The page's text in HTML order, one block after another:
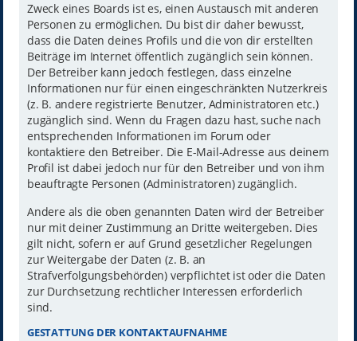
Zweck eines Boards ist es, einen Austausch mit anderen
Personen zu ermöglichen. Du bist dir daher bewusst,
dass die Daten deines Profils und die von dir erstellten
Beiträge im Internet öffentlich zugänglich sein können.
Der Betreiber kann jedoch festlegen, dass einzelne
Informationen nur für einen eingeschränkten Nutzerkreis
(z. B. andere registrierte Benutzer, Administratoren etc.)
zugänglich sind. Wenn du Fragen dazu hast, suche nach
entsprechenden Informationen im Forum oder
kontaktiere den Betreiber. Die E-Mail-Adresse aus deinem
Profil ist dabei jedoch nur für den Betreiber und von ihm
beauftragte Personen (Administratoren) zugänglich.
Andere als die oben genannten Daten wird der Betreiber
nur mit deiner Zustimmung an Dritte weitergeben. Dies
gilt nicht, sofern er auf Grund gesetzlicher Regelungen
zur Weitergabe der Daten (z. B. an
Strafverfolgungsbehörden) verpflichtet ist oder die Daten
zur Durchsetzung rechtlicher Interessen erforderlich
sind.
GESTATTUNG DER KONTAKTAUFNAHME